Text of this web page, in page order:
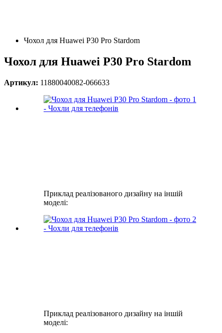
Чохол для Huawei P30 Pro Stardom
Чохол для Huawei P30 Pro Stardom
Артикул: 11880040082-066633
Приклад реалізованого дизайну на іншій
моделі:
Приклад реалізованого дизайну на іншій
моделі: